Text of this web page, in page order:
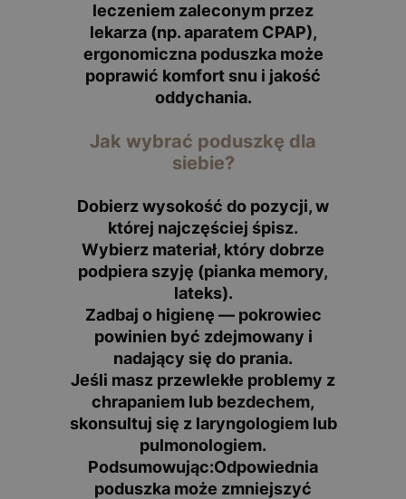
leczeniem zaleconym przez
lekarza (np. aparatem CPAP),
ergonomiczna poduszka może
poprawić komfort snu i jakość
oddychania.
Jak wybrać poduszkę dla
siebie?
Dobierz wysokość do pozycji, w
której najczęściej śpisz.
Wybierz materiał, który dobrze
podpiera szyję (pianka memory,
lateks).
Zadbaj o higienę — pokrowiec
powinien być zdejmowany i
nadający się do prania.
Jeśli masz przewlekłe problemy z
chrapaniem lub bezdechem,
skonsultuj się z laryngologiem lub
pulmonologiem.
Podsumowując:Odpowiednia
poduszka może zmniejszyć